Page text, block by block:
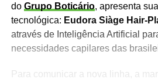
do Grupo Boticário, apresenta
tecnológica: Eudora Siàge Hair-
através de Inteligência Artificial
necessidades capilares das
Para comunicar a nova linha, a